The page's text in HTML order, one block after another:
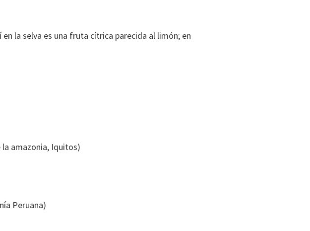
la selva es una fruta cítrica parecida al limón; en
la amazonia, Iquitos)
Peruana)